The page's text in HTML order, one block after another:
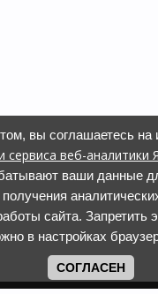
вы соглашаетесь на
сервиса веб-аналитики
ваши данные
получения
сайта. Запретить
в настройках
СОГЛАСЕН